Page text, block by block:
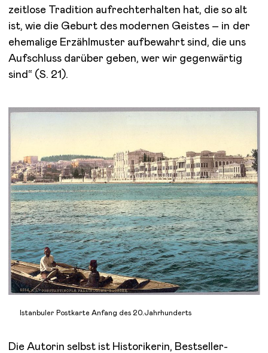
zeitlose Tradition aufrechterhalten hat, die so alt
ist, wie die Geburt des modernen Geistes – in der
ehemalige Erzählmuster aufbewahrt sind, die uns
Aufschluss darüber geben, wer wir gegenwärtig
sind“ (S. 21).
Istanbuler Postkarte Anfang des 20.Jahrhunderts
Die Autorin selbst ist Historikerin, Bestseller-